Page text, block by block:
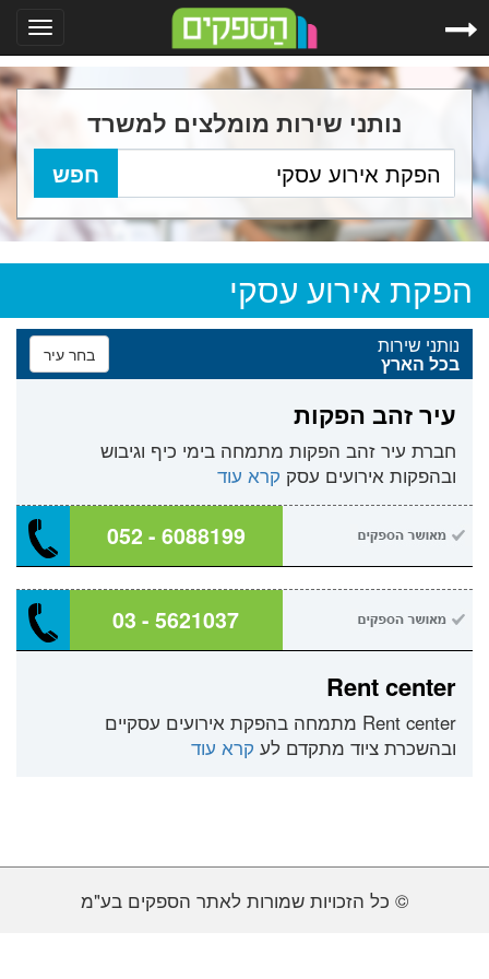
נותני שירות מומלצים למשרד
הפקת אירוע עסקי
נותני שירות בחר עיר בכל הארץ
עיר זהב הפקות
חברת עיר זהב הפקות מתמחה בימי כיף וגיבוש
ובהפקות אירועים עסק קרא עוד
052 - 6088199
Rent center
Rent center מתמחה בהפקת אירועים עסקיים
ובהשכרת ציוד מתקדם לע קרא עוד
03 - 5621037
© כל הזכויות שמורות לאתר הספקים בע"מ